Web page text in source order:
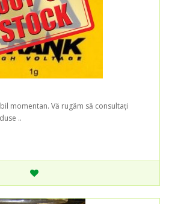
momentan. Vă rugăm să consultați
..